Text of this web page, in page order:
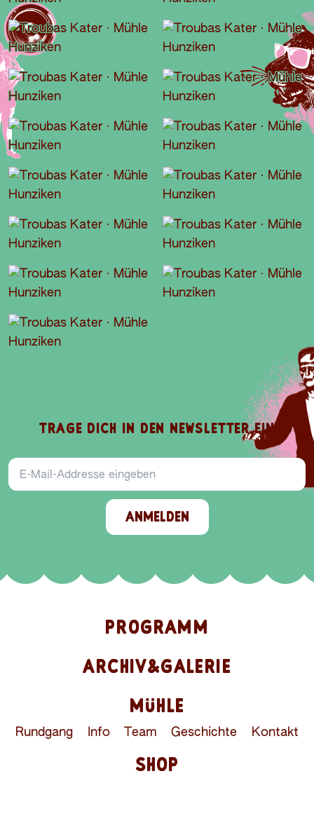
TRAGE DICH IN DEN NEWSLETTER EIN
E-Mail-Addresse
ANMELDEN
PROGRAMM
ARCHIV&GALERIE
MÜHLE
Rundgang Info Team Geschichte Kontakt
SHOP